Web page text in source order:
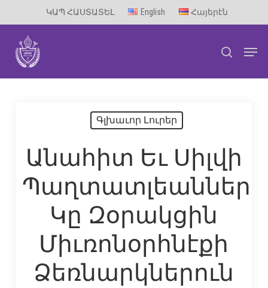
main
content
ԿԱՊ ՀԱՍՏԱՏԵԼ English Հայերէն
search
Գլխաւոր Լուրեր
Անահիտ Եւ Սիլվի
Պաղտատլեաններ
Կը Զօրակցին
Միւռոնօրհնէքի
Ձեռնարկներուն